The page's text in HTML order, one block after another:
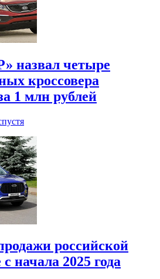
назвал четыре
кроссовера
1 млн рублей
российской
начала 2025 года